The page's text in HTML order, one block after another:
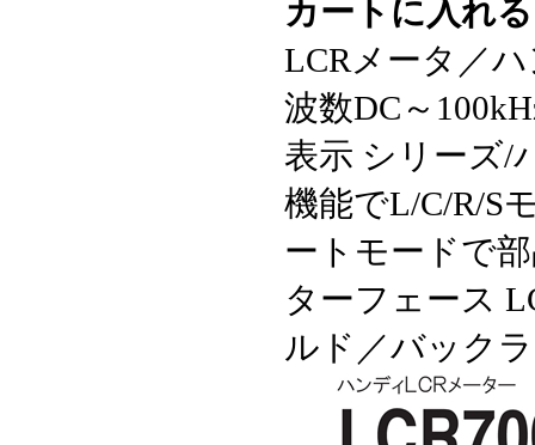
カートに入れ
LCRメータ／
波数DC～
表示 シリーズ/
機能でL/C/R/S
ートモードで
ターフェース
ルド／バック